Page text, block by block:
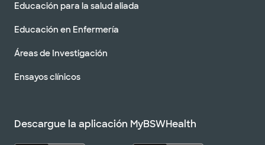
Educación para la salud aliada
Educación en Enfermería
Áreas de Investigación
Ensayos clínicos
Descargue la aplicación MyBSWHealth